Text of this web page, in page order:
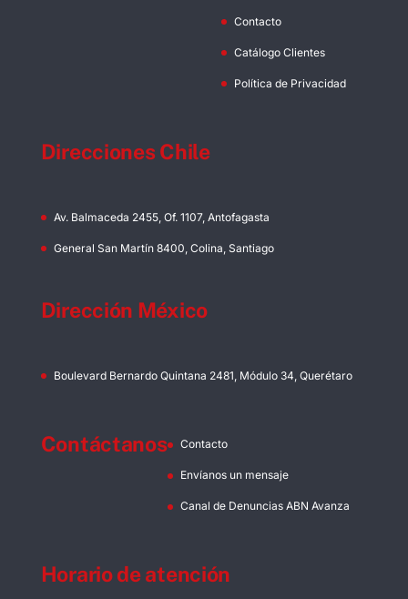
Contacto
Catálogo Clientes
Política de Privacidad
Direcciones Chile
Av. Balmaceda 2455, Of. 1107, Antofagasta
General San Martín 8400, Colina, Santiago
Dirección México
Boulevard Bernardo Quintana 2481, Módulo 34, Querétaro
Contáctanos Contacto
Envíanos un mensaje
Canal de Denuncias ABN Avanza
Horario de atención